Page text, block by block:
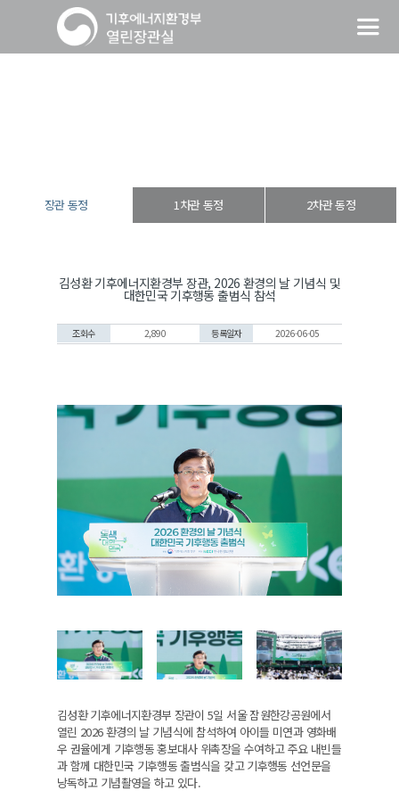
장관 동정 1차관 동정 2차관 동정
김성환 기후에너지환경부 장관, 2026 환경의 날 기념식 및
대한민국 기후행동 출범식 참석
조회수 2,890 등록일자 2026-06-05
김성환 기후에너지환경부 장관이 5일 서울 잠원한강공원에서
열린 2026 환경의 날 기념식에 참석하여 아이들 미연과 영화배
우 권율에게 기후행동 홍보대사 위촉장을 수여하고 주요 내빈들
과 함께 대한민국 기후행동 출범식을 갖고 기후행동 선언문을
낭독하고 기념촬영을 하고 있다.